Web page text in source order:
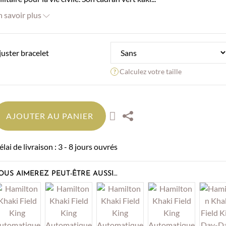
savoir plus
bracelet
Calculez votre taille
AJOUTER AU PANIER
de livraison : 3 - 8 jours ouvrés
AIMEREZ PEUT-ÊTRE AUSSI…